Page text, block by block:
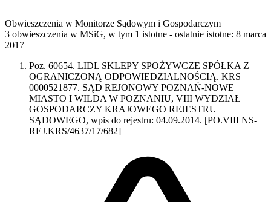
Obwieszczenia w Monitorze Sądowym i Gospodarczym
3 obwieszczenia w MSiG, w tym 1 istotne - ostatnie istotne: 8 marca
2017
Poz. 60654. LIDL SKLEPY SPOŻYWCZE SPÓŁKA Z
OGRANICZONĄ ODPOWIEDZIALNOŚCIĄ. KRS
0000521877. SĄD REJONOWY POZNAŃ-NOWE
MIASTO I WILDA W POZNANIU, VIII WYDZIAŁ
GOSPODARCZY KRAJOWEGO REJESTRU
SĄDOWEGO, wpis do rejestru: 04.09.2014. [PO.VIII NS-
REJ.KRS/4637/17/682]